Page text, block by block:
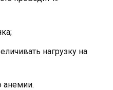
нагрузку на
анемии.